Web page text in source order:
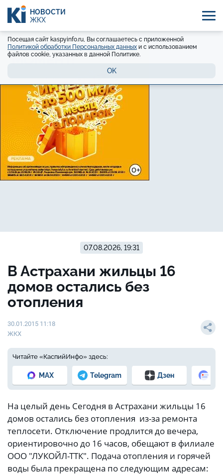
НОВОСТИ
ЖКХ
Посещая сайт kaspyinfo.ru, Вы соглашаетесь с приложенной
Политикой обработки Персональных данных и с использованием
файлов cookie, указанных в данной Политике.
OK
07.08.2026, 19:31
В Астрахани жильцы 16
домов остались без
отопления
30.01.2015 11:18
ЖКХ
Читайте «КаспийИнфо» здесь:
MAX Telegram Дзен
На целый день Сегодня в Астрахани жильцы 16
домов остались без отопления из-за ремонта
теплосети. Отключение продлится до вечера,
ориентировочно до 16 часов, обещают в филиале
ООО "ЛУКОЙЛ-ТТК". Подача отопления и горячей
воды была прекращена по следующим адресам: